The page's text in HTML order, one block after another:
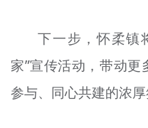
下一步，怀柔镇
家”宣传活动，带动
参与、同心共建的浓厚